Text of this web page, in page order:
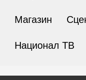
Магазин
Национал ТВ